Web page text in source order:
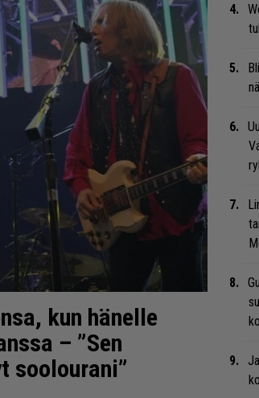
kun hänelle
– ”Sen
soolourani”